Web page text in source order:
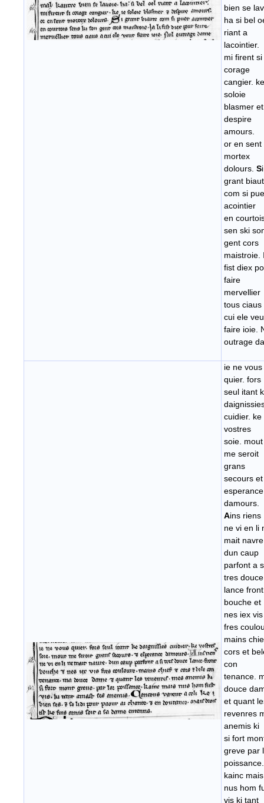
bien se
ha si bel
riant a
lacointier.
mi firent si
corage
cangier.
soloie
blasmer et
despire
amours.
or en sent
mortex
dolours. Si
grant
com si
acointier
en
sen ski
gent cors
maistroie.
fist diex
faire
mervellier
tous ciaus
cui ele
faire ioie.
outrage
ie ne vous
quier. fors
seul itant
cuidier. ke
vostres
soie. mout
me seroit
grans
secours et
esperance
damours.
Ains riens
ne vi en li
mait navre
dun caup
parfont a
tres douce
lance front
bouche et
nes iex vis
fres
mains
cors et
con
tenance.
douce
et quant
revenres
anemis ki
si fort
greve par
poissance.
kainc mais
nus hom
vis ki tant